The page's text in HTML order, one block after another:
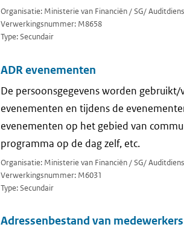
Organisatie: Ministerie van Financiën / SG/
Verwerkingsnummer: M8658
Type: Secundair
ADR evenementen
De persoonsgegevens worden
evenementen en tijdens de
evenementen op het gebied van
programma op de dag zelf, etc.
Organisatie: Ministerie van Financiën / SG/
Verwerkingsnummer: M6031
Type: Secundair
Adressenbestand van medewerkers